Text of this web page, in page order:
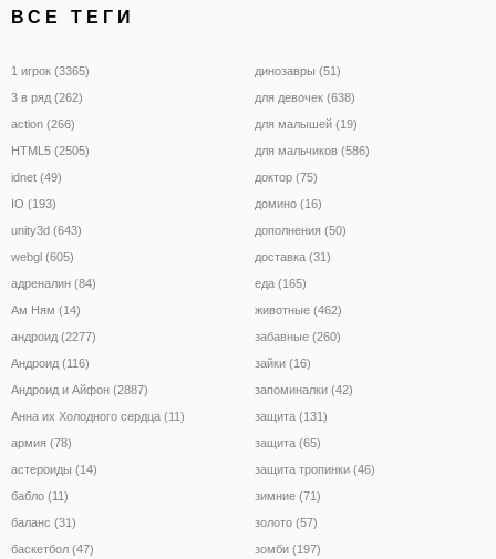
ВСЕ ТЕГИ
1 игрок (3365)
3 в ряд (262)
action (266)
HTML5 (2505)
idnet (49)
IO (193)
unity3d (643)
webgl (605)
адреналин (84)
Ам Ням (14)
андроид (2277)
Андроид (116)
Андроид и Айфон (2887)
Анна их Холодного сердца (11)
армия (78)
астероиды (14)
бабло (11)
баланс (31)
баскетбол (47)
динозавры (51)
для девочек (638)
для малышей (19)
для мальчиков (586)
доктор (75)
домино (16)
дополнения (50)
доставка (31)
еда (165)
животные (462)
забавные (260)
зайки (16)
запоминалки (42)
защита (131)
защита (65)
защита тропинки (46)
зимние (71)
золото (57)
зомби (197)